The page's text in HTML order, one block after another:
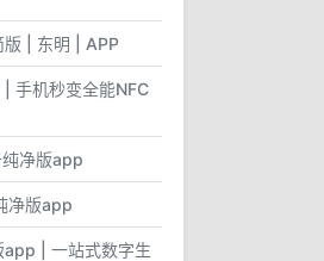
版 | 东明 | APP
手机秒变全能NFC
净版app
净版app
| 一站式数字生